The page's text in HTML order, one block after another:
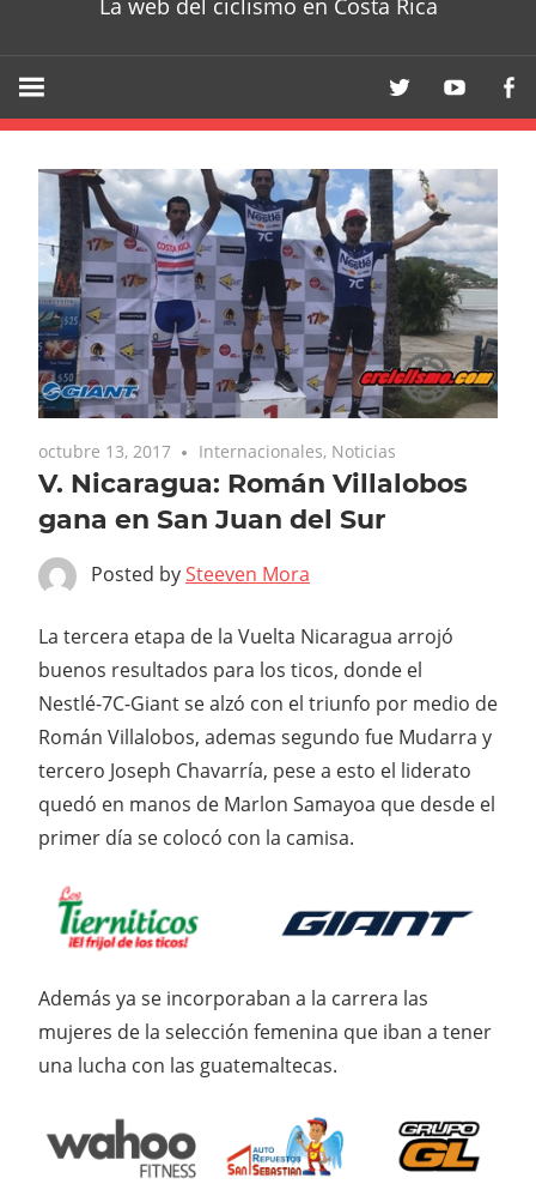
La web del ciclismo en Costa Rica
octubre 13, 2017 Internacionales, Noticias
V. Nicaragua: Román Villalobos
gana en San Juan del Sur
Posted bySteeven Mora
La tercera etapa de la Vuelta Nicaragua arrojó
buenos resultados para los ticos, donde el
Nestlé-7C-Giant se alzó con el triunfo por medio de
Román Villalobos, ademas segundo fue Mudarra y
tercero Joseph Chavarría, pese a esto el liderato
quedó en manos de Marlon Samayoa que desde el
primer día se colocó con la camisa.
Además ya se incorporaban a la carrera las
mujeres de la selección femenina que iban a tener
una lucha con las guatemaltecas.